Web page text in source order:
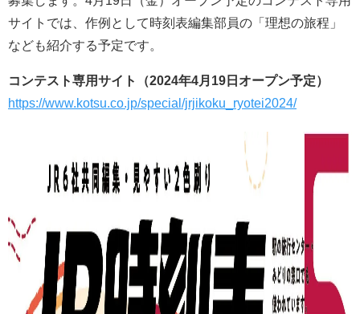
サイトでは、作例として時刻表編集部員の「理想の旅程」
なども紹介する予定です。
コンテスト専用サイト（2024年4月19日オープン予定）
https://www.kotsu.co.jp/special/jrjikoku_ryotei2024/